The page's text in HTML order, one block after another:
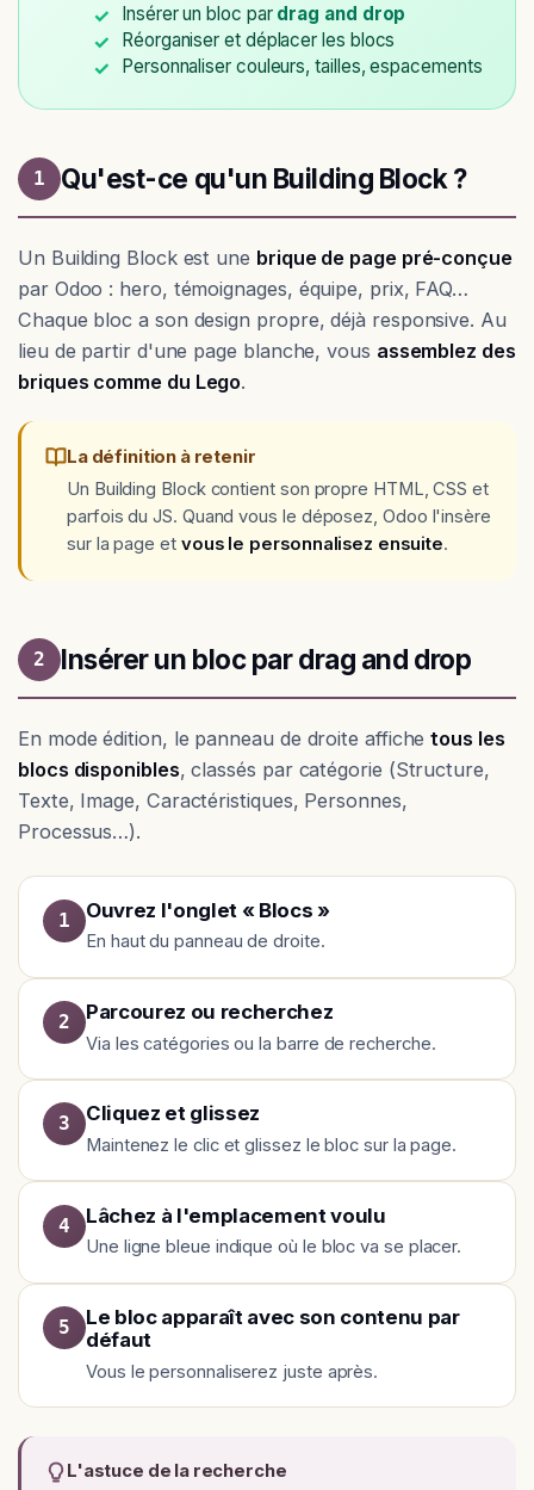
Insérer un bloc par drag and drop
Réorganiser et déplacer les blocs
Personnaliser couleurs, tailles, espacements
1 Qu'est-ce qu'un Building Block ?
Un Building Block est une brique de page pré-conçue
par Odoo : hero, témoignages, équipe, prix, FAQ…
Chaque bloc a son design propre, déjà responsive. Au
lieu de partir d'une page blanche, vous assemblez des
briques comme du Lego.
La définition à retenir
Un Building Block contient son propre HTML, CSS et
parfois du JS. Quand vous le déposez, Odoo l'insère
sur la page et vous le personnalisez ensuite.
2 Insérer un bloc par drag and drop
En mode édition, le panneau de droite affichetous les
blocs disponibles, classés par catégorie (Structure,
Texte, Image, Caractéristiques, Personnes,
Processus…).
1 Ouvrez l'onglet « Blocs »
En haut du panneau de droite.
2 Parcourez ou recherchez
Via les catégories ou la barre de recherche.
3 Cliquez et glissez
Maintenez le clic et glissez le bloc sur la page.
4 Lâchez à l'emplacement voulu
Une ligne bleue indique où le bloc va se placer.
5
Le bloc apparaît avec son contenu par
défaut
Vous le personnaliserez juste après.
L'astuce de la recherche